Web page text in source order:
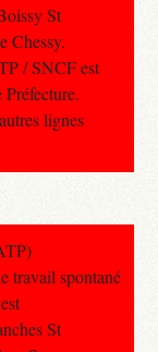
St
Chessy.
/ SNCF est
Préfecture.
lignes
travail spontané
St